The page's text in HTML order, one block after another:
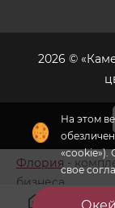
На этом
«cookie»).
свое
2026 ©
Флория -
бизнеса